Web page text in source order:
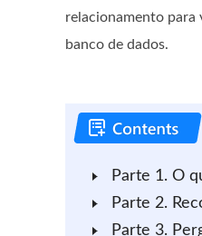
relacionamento
banco de dados.
Parte 1. O
Parte 2.
Parte 3.